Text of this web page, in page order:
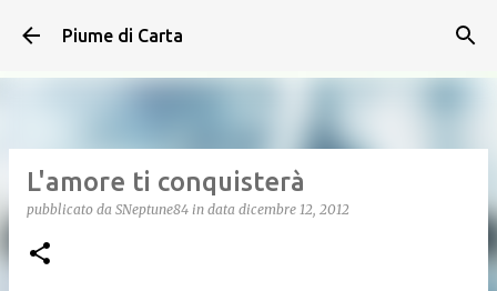
Passa ai contenuti principali
Piume di Carta
L'amore ti conquisterà
pubblicato da SNeptune84 in data dicembre 12, 2012